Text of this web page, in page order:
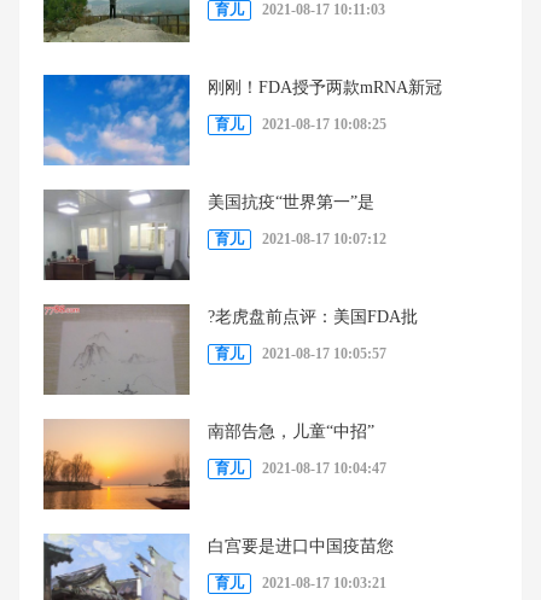
育儿 2021-08-17 10:11:03
刚刚！FDA授予两款mRNA新冠
育儿 2021-08-17 10:08:25
美国抗疫“世界第一”是
育儿 2021-08-17 10:07:12
?老虎盘前点评：美国FDA批
育儿 2021-08-17 10:05:57
南部告急，儿童“中招”
育儿 2021-08-17 10:04:47
白宫要是进口中国疫苗您
育儿 2021-08-17 10:03:21